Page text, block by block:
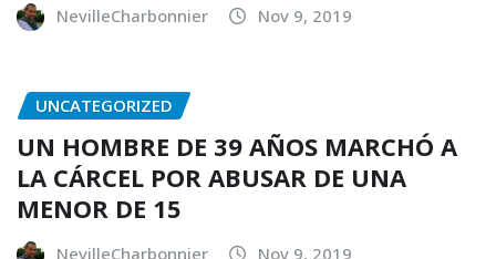
NevilleCharbonnier Nov 9, 2019
UNCATEGORIZED
UN HOMBRE DE 39 AÑOS MARCHÓ A
LA CÁRCEL POR ABUSAR DE UNA
MENOR DE 15
NevilleCharbonnier Nov 9, 2019